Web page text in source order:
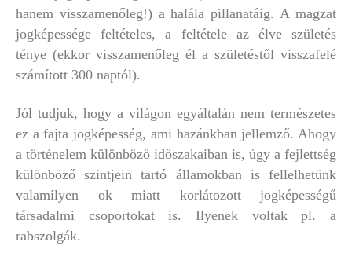
hanem visszamenőleg!) a halála pillanatáig. A magzat
jogképessége feltételes, a feltétele az élve születés
ténye (ekkor visszamenőleg él a születéstől visszafelé
számított 300 naptól).
Jól tudjuk, hogy a világon egyáltalán nem természetes
ez a fajta jogképesség, ami hazánkban jellemző. Ahogy
a történelem különböző időszakaiban is, úgy a fejlettség
különböző szintjein tartó államokban is fellelhetünk
valamilyen ok miatt korlátozott jogképességű
társadalmi csoportokat is. Ilyenek voltak pl. a
rabszolgák.